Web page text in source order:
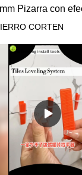
Pizarra con
de losa
CORTEN